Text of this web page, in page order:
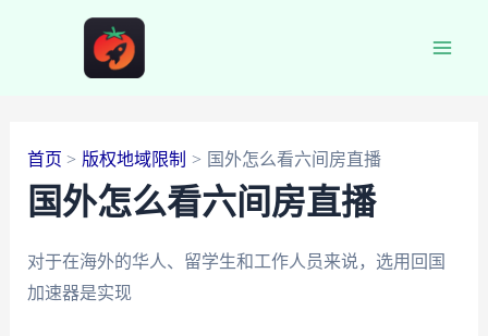
首页 版权地域限制 国外怎么看六间房直播
国外怎么看六间房直播
对于在海外的华人、留学生和工作人员来说，选用回国
加速器是实现